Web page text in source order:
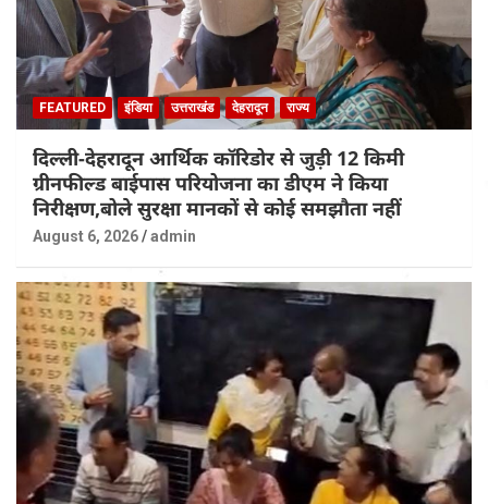
FEATURED इंडिया उत्तराखंड देहरादून राज्य
दिल्ली-देहरादून आर्थिक कॉरिडोर से जुड़ी 12 किमी
ग्रीनफील्ड बाईपास परियोजना का डीएम ने किया
निरीक्षण,बोले सुरक्षा मानकों से कोई समझौता नहीं
August 6, 2026 admin